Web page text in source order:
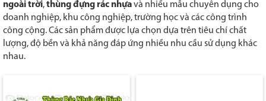
ngoài trời,thùng đựng rác nhựavà nhiều mẫu chuyên dụng cho
doanh nghiệp, khu công nghiệp, trường học và các công trình
công cộng. Các sản phẩm được lựa chọn dựa trên tiêu chí chất
lượng, độ bền và khả năng đáp ứng nhiều nhu cầu sử dụng khác
nhau.